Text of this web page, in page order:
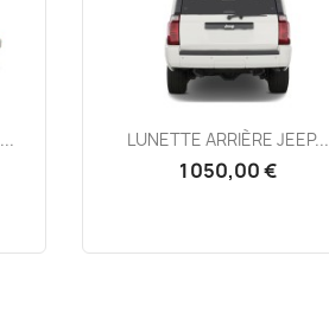
Aperçu rapide
LUNETTE ARRIÈRE JEEP...
1 050,00 €